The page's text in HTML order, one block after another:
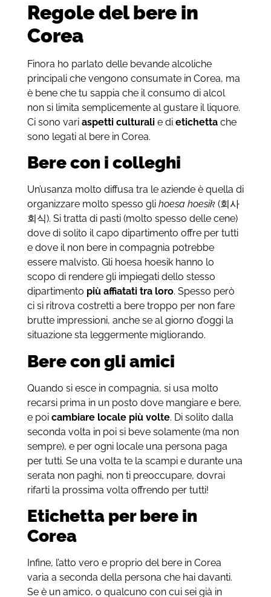
Regole del bere in
Corea
Finora ho parlato delle bevande alcoliche
principali che vengono consumate in Corea, ma
è bene che tu sappia che il consumo di alcol
non si limita semplicemente al gustare il liquore.
Ci sono vari aspetti culturalie di etichettache
sono legati al bere in Corea.
Bere con i colleghi
Un’usanza molto diffusa tra le aziende è quella di
organizzare molto spesso gli hoesa hoesik (회사
회식). Si tratta di pasti (molto spesso delle cene)
dove di solito il capo dipartimento offre per tutti
e dove il non bere in compagnia potrebbe
essere malvisto. Gli hoesa hoesik hanno lo
scopo di rendere gli impiegati dello stesso
dipartimento più affiatati tra loro. Spesso però
ci si ritrova costretti a bere troppo per non fare
brutte impressioni, anche se al giorno d’oggi la
situazione sta leggermente migliorando.
Bere con gli amici
Quando si esce in compagnia, si usa molto
recarsi prima in un posto dove mangiare e bere,
e poicambiare locale più volte. Di solito dalla
seconda volta in poi si beve solamente (ma non
sempre), e per ogni locale una persona paga
per tutti. Se una volta te la scampi e durante una
serata non paghi, non ti preoccupare, dovrai
rifarti la prossima volta offrendo per tutti!
Etichetta per bere in
Corea
Infine, l’atto vero e proprio del bere in Corea
varia a seconda della persona che hai davanti.
Se è un amico, o qualcuno con cui sei già in